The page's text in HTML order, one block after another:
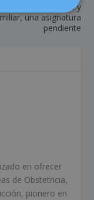
Conciliación laboral y
una asignatura
pendiente
en ofrecer
de Obstetricia,
pionero en